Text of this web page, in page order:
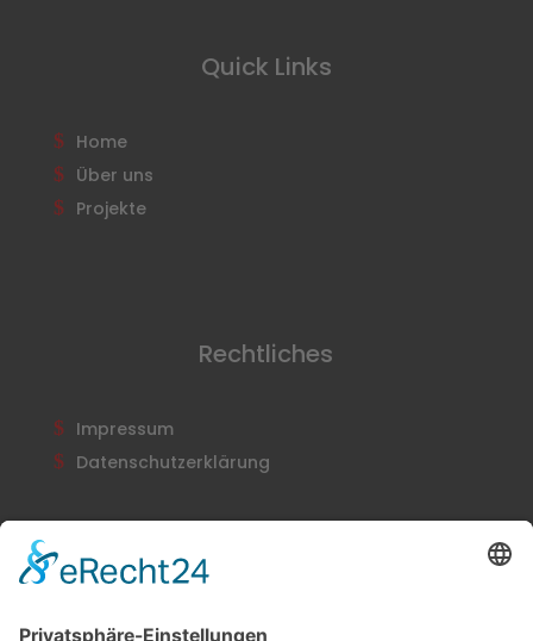
Quick Links
Home
Über uns
Projekte
Rechtliches
Impressum
Datenschutzerklärung
Newsletter